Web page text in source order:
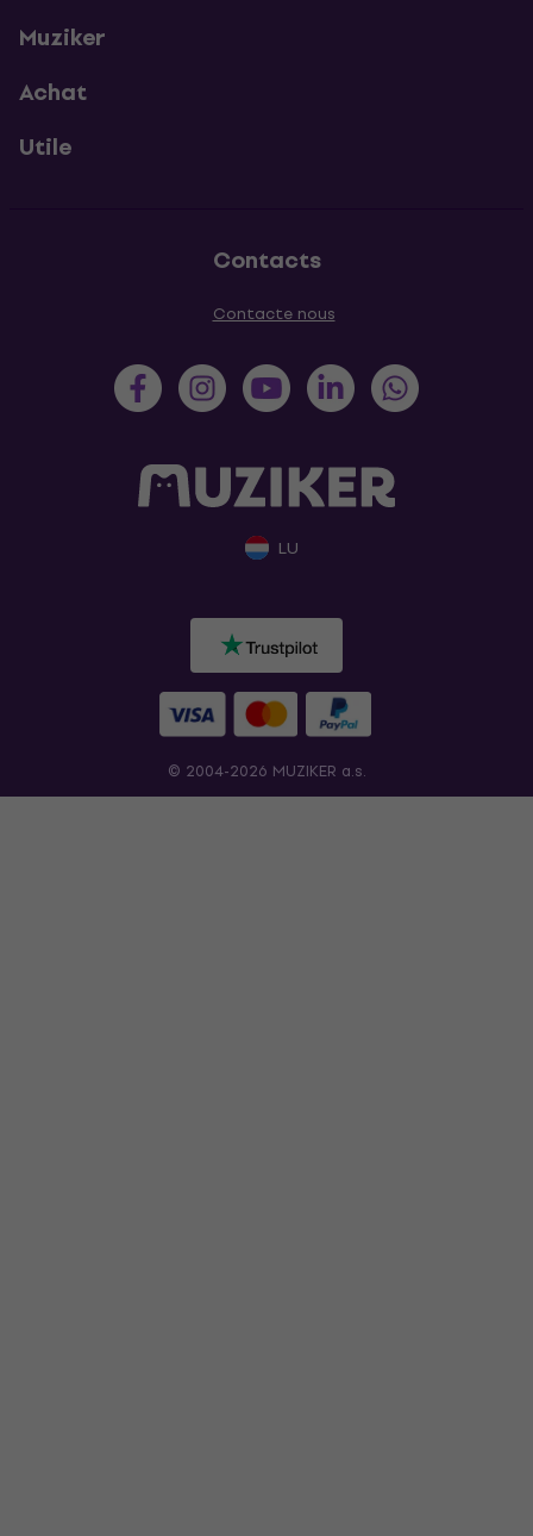
Muziker
Achat
Utile
Contacts
Contacte nous
LU
© 2004-2026 MUZIKER a.s.